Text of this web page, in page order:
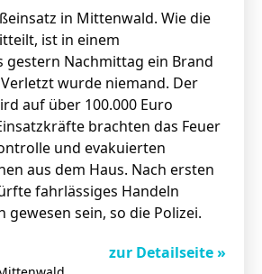
in Mittenwald. Wie die
ist in einem
gestern Nachmittag ein Brand
wurde niemand. Der
auf über 100.000 Euro
brachten das Feuer
und evakuierten
aus dem Haus. Nach ersten
fahrlässiges Handeln
gewesen sein, so die Polizei.
zur Detailseite »